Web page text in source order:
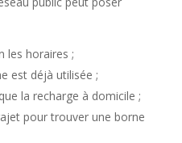
les horaires ;
est déjà utilisée ;
la recharge à domicile ;
pour trouver une borne